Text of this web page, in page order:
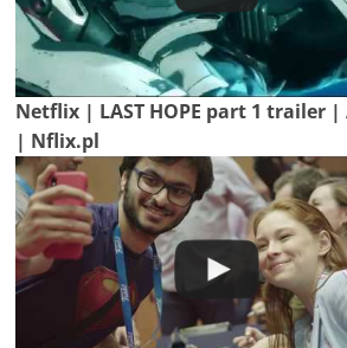
Netflix | LAST HOPE part 1 trailer
| Nflix.pl